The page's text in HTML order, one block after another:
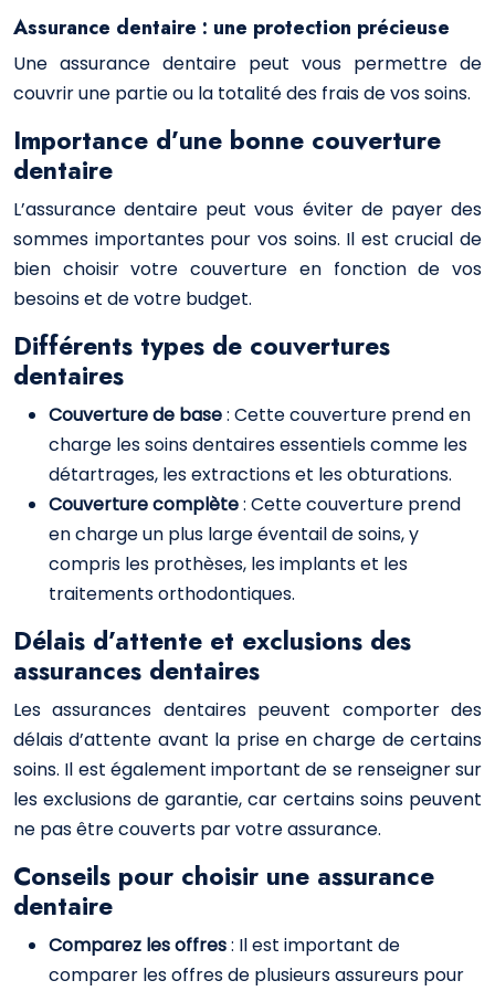
Assurance dentaire : une protection précieuse
Une assurance dentaire peut vous permettre de
couvrir une partie ou la totalité des frais de vos soins.
Importance d’une bonne couverture
dentaire
L’assurance dentaire peut vous éviter de payer des
sommes importantes pour vos soins. Il est crucial de
bien choisir votre couverture en fonction de vos
besoins et de votre budget.
Différents types de couvertures
dentaires
Couverture de base: Cette couverture prend en
charge les soins dentaires essentiels comme les
détartrages, les extractions et les obturations.
Couverture complète: Cette couverture prend
en charge un plus large éventail de soins, y
compris les prothèses, les implants et les
traitements orthodontiques.
Délais d’attente et exclusions des
assurances dentaires
Les assurances dentaires peuvent comporter des
délais d’attente avant la prise en charge de certains
soins. Il est également important de se renseigner sur
les exclusions de garantie, car certains soins peuvent
ne pas être couverts par votre assurance.
Conseils pour choisir une assurance
dentaire
Comparez les offres: Il est important de
comparer les offres de plusieurs assureurs pour